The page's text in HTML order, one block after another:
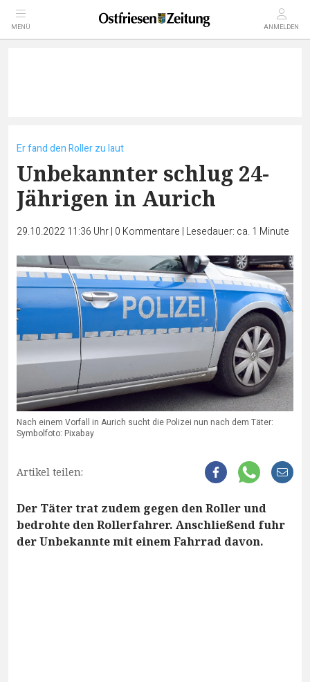
MENÜ ANMELDEN
Er fand den Roller zu laut
Unbekannter schlug 24-
Jährigen in Aurich
29.10.2022 11:36 Uhr| 0 Kommentare | Lesedauer: ca. 1 Minute
Nach einem Vorfall in Aurich sucht die Polizei nun nach dem Täter:
Symbolfoto: Pixabay
Artikel teilen:
Der Täter trat zudem gegen den Roller und
bedrohte den Rollerfahrer. Anschließend fuhr
der Unbekannte mit einem Fahrrad davon.